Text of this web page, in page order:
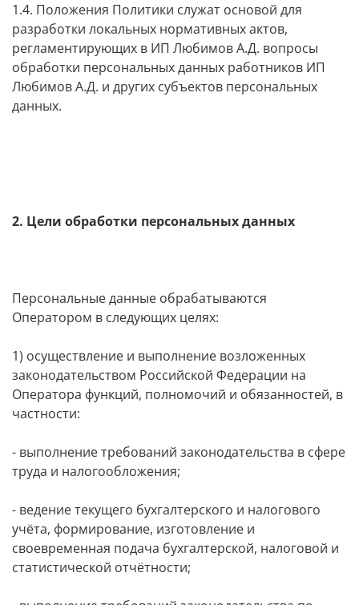
1.4. Положения Политики служат основой для
разработки локальных нормативных актов,
регламентирующих в ИП Любимов А.Д. вопросы
обработки персональных данных работников ИП
Любимов А.Д. и других субъектов персональных
данных.
2. Цели обработки персональных данных
Персональные данные обрабатываются
Оператором в следующих целях:
1) осуществление и выполнение возложенных
законодательством Российской Федерации на
Оператора функций, полномочий и обязанностей, в
частности:
- выполнение требований законодательства в сфере
труда и налогообложения;
- ведение текущего бухгалтерского и налогового
учёта, формирование, изготовление и
своевременная подача бухгалтерской, налоговой и
статистической отчётности;